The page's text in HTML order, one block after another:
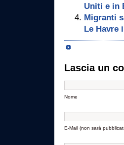
Uniti e in
Migranti
Le Havre
Lascia un
Nome
E-Mail (non sarà